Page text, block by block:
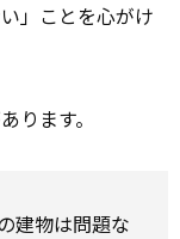
」ことを心がけ
ります。
建物は問題な